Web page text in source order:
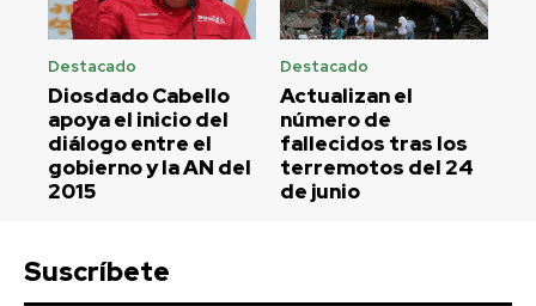
Destacado
Diosdado Cabello
apoya el inicio del
diálogo entre el
gobierno y la AN del
2015
Destacado
Actualizan el
número de
fallecidos tras los
terremotos del 24
de junio
Suscríbete